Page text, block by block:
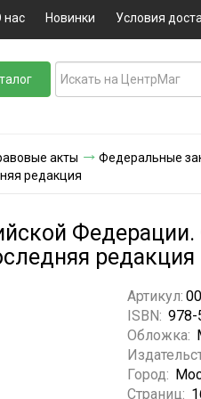
нас Новинки Условия
акты Федеральные
редакция
редакция
Артикул:
ISBN: 978-
Обложка:
Город:
Страниц: